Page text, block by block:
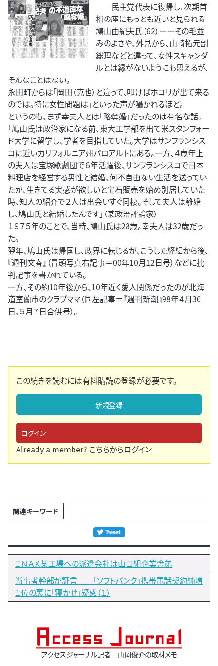
民主党代表に復帰し、次期首
相の座にもっとも近いと見られる
鳩山由紀夫氏（62）ーーその毛並
みのよさや、外見から、山崎拓元副
総理などと違って、女性スキャンダ
ルとは縁がないようにも思えるが、
そんなことはない。
永田町からは「岡田（克也）と違って、叩けばホコリが出て来る
のでは。特に女性問題は」といった声が囁かれるほど。
というのも、まず幸夫人とは「略奪婚」だったのは有名な話。
「鳩山氏は政治家になる前、東大工学部を出て米スタンフォー
ド大学に留学し、学者を目指していた。大学はサンフランシス
コに近いカリフォルニア州パロアルトにある。一方、４歳年上
の夫人は宝塚歌劇団で６年活躍後、サンフランシスコで日本
料理店を経営する男性と結婚、何不自由ない生活を送ってい
たが、生きてる実感が欲しいと宝石販売を始め別居していた
時、知人の紹介で２人は出会いすぐ同棲。そして夫人は離婚
し、鳩山氏と結婚したんです」（某政治評論家）
１９７５年のことで、当時、鳩山氏は28歳。幸夫人は32歳だっ
た。
翌年、鳩山氏は帰国し、政界に転じるが、こうした経緯から後、
『週刊文春』（冒頭写真右記事＝00年10月12日号）などに批
判記事を書かれている。
一方、その約10年後から、10年近く愛人関係だったのが北海
道室蘭市のクラブママ（同左記事＝『週刊新潮』98年４月30
日、５月７日合併号）。
この続きを読むには有料購読の登録が必要です。
新規登録
ログイン
Already a member? こちらからログイン
関連キーワード
ＩＮＡＸ某工場への派遣会社は山口組企業舎弟
当事者幹部が証言――「ソフトバンク」携帯電話契約純増
１位の裏に「寝かせ」疑惑（１）
アクセスジャーナル記者 山岡俊介の取材メモ